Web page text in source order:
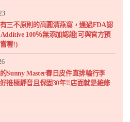
三不原則的高圓清燕窩，通過FDA認
100％無添加認證(可與官方預
喔!)
Sunny Master春日皮件直排輪行李
推極靜音且保固30年!!店面就是維修